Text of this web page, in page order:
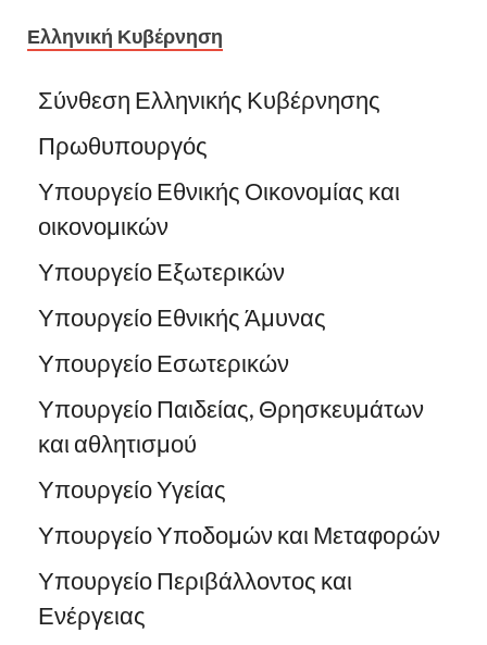
Ελληνική Κυβέρνηση
Σύνθεση Ελληνικής Κυβέρνησης
Πρωθυπουργός
Υπουργείο Εθνικής Οικονομίας και
οικονομικών
Υπουργείο Εξωτερικών
Υπουργείο Εθνικής Άμυνας
Υπουργείο Εσωτερικών
Υπουργείο Παιδείας, Θρησκευμάτων
και αθλητισμού
Υπουργείο Υγείας
Υπουργείο Υποδομών και Μεταφορών
Υπουργείο Περιβάλλοντος και
Ενέργειας